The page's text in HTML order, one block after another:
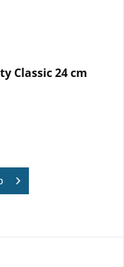
Classic 24 cm